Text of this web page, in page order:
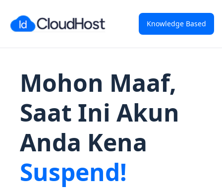
Knowledge Based
Mohon Maaf,
Saat Ini Akun
Anda Kena
Suspend!